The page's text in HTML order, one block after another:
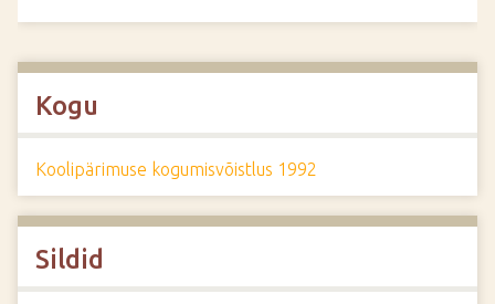
Kogu
Koolipärimuse kogumisvõistlus 1992
Sildid